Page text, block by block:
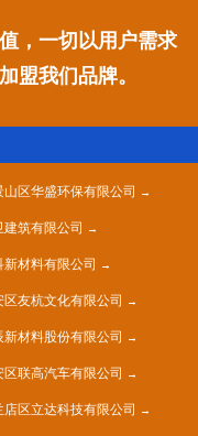
，一切以用户需求
盟我们品牌。
山区华盛环保有限公司
筑有限公司
材料有限公司
区友杭文化有限公司
新材料股份有限公司
区联高汽车有限公司
店区立达科技有限公司